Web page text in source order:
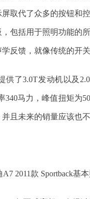
取代了众多的按钮和
包括用于照明功能的
反馈，就像传统的开关
供了3.0T发动机以及
340马力，峰值扭矩为
且未来的销量应该也不